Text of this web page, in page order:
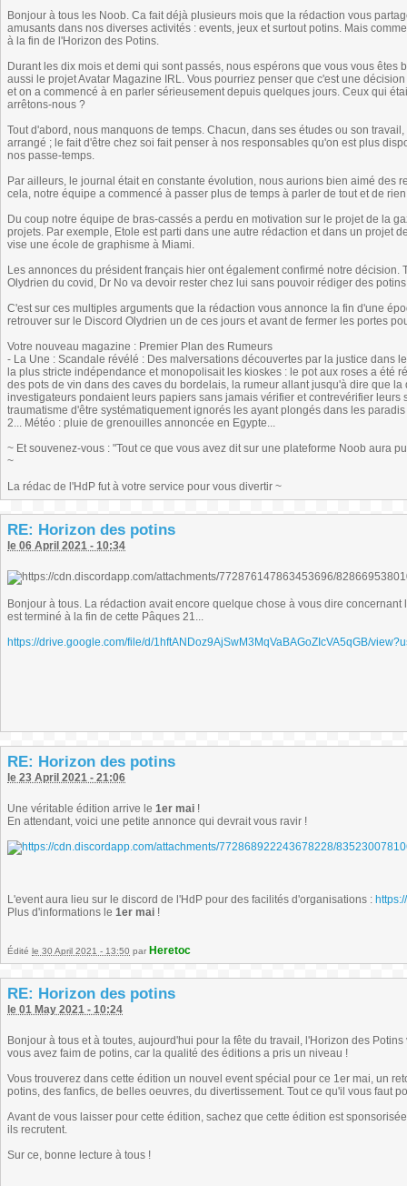
Bonjour à tous les Noob. Ca fait déjà plusieurs mois que la rédaction vous
amusants dans nos diverses activités : events, jeux et surtout potins. Mais
à la fin de l'Horizon des Potins.
Durant les dix mois et demi qui sont passés, nous espérons que vous vous
aussi le projet Avatar Magazine IRL. Vous pourriez penser que c'est une
et on a commencé à en parler sérieusement depuis quelques jours. Ceux qui
arrêtons-nous ?
Tout d'abord, nous manquons de temps. Chacun, dans ses études ou son
arrangé ; le fait d'être chez soi fait penser à nos responsables qu'on est plus
nos passe-temps.
Par ailleurs, le journal était en constante évolution, nous aurions bien aimé des
cela, notre équipe a commencé à passer plus de temps à parler de tout et de
Du coup notre équipe de bras-cassés a perdu en motivation sur le projet de la
projets. Par exemple, Etole est parti dans une autre rédaction et dans un projet
vise une école de graphisme à Miami.
Les annonces du président français hier ont également confirmé notre
Olydrien du covid, Dr No va devoir rester chez lui sans pouvoir rédiger des
C'est sur ces multiples arguments que la rédaction vous annonce la fin d'une
retrouver sur le Discord Olydrien un de ces jours et avant de fermer les portes
Votre nouveau magazine : Premier Plan des Rumeurs
- La Une : Scandale révélé : Des malversations découvertes par la justice dans
la plus stricte indépendance et monopolisait les kioskes : le pot aux roses a été
des pots de vin dans des caves du bordelais, la rumeur allant jusqu'à dire que
investigateurs pondaient leurs papiers sans jamais vérifier et contrevérifier
traumatisme d'être systématiquement ignorés les ayant plongés dans les
2... Météo : pluie de grenouilles annoncée en Egypte...
~ Et souvenez-vous : "Tout ce que vous avez dit sur une plateforme Noob aura
~
La rédac de l'HdP fut à votre service pour vous divertir ~
RE: Horizon des potins
le 06 April 2021 - 10:34
Bonjour à tous. La rédaction avait encore quelque chose à vous dire
est terminé à la fin de cette Pâques 21...
https://drive.google.com/file/d/1hftANDoz9AjSwM3MqVaBAGoZIcVA5qGB/
RE: Horizon des potins
le 23 April 2021 - 21:06
Une véritable édition arrive le 1er mai !
En attendant, voici une petite annonce qui devrait vous ravir !
L'event aura lieu sur le discord de l'HdP pour des facilités d'organisations :
Plus d'informations le 1er mai !
Édité le 30 April 2021 - 13:50 par Heretoc
RE: Horizon des potins
le 01 May 2021 - 10:24
Bonjour à tous et à toutes, aujourd'hui pour la fête du travail, l'Horizon des
vous avez faim de potins, car la qualité des éditions a pris un niveau !
Vous trouverez dans cette édition un nouvel event spécial pour ce 1er mai, un
potins, des fanfics, de belles oeuvres, du divertissement. Tout ce qu'il vous faut
Avant de vous laisser pour cette édition, sachez que cette édition est
ils recrutent.
Sur ce, bonne lecture à tous !